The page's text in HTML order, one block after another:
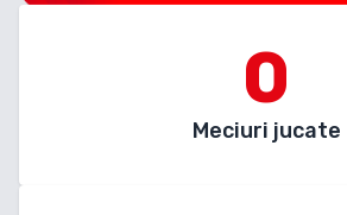
0
Meciuri jucate